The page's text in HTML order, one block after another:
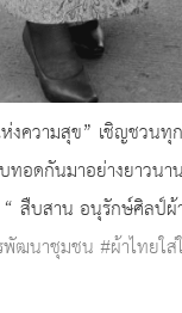
งความสุข” เชิญชวน
ดกันมาอย่างยาวน
“ สืบสาน อนุรักษ์ศิลป์ผ้
พัฒนาชุมชน#ผ้าไทยใ